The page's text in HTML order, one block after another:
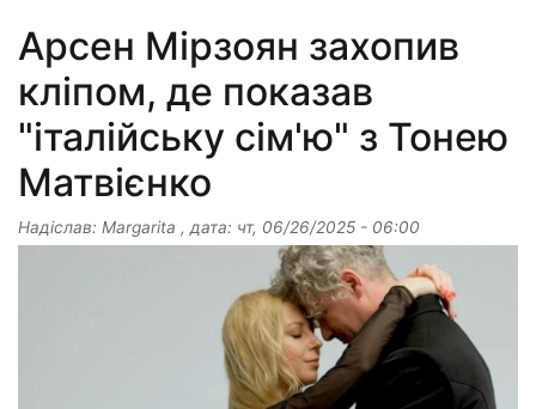
Арсен Мірзоян захопив
кліпом, де показав
"італійську сім'ю" з Тонею
Матвієнко
Надіслав: Margarita , дата: чт, 06/26/2025 - 06:00